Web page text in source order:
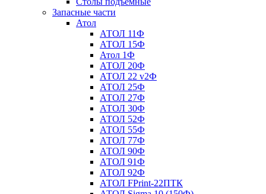
Запасные части
Атол
АТОЛ 11Ф
АТОЛ 15Ф
Атол 1Ф
АТОЛ 20Ф
АТОЛ 22 v2Ф
АТОЛ 25Ф
АТОЛ 27Ф
АТОЛ 30Ф
АТОЛ 52Ф
АТОЛ 55Ф
АТОЛ 77Ф
АТОЛ 90Ф
АТОЛ 91Ф
АТОЛ 92Ф
АТОЛ FPrint-22ПТК